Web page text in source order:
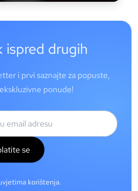
ispred drugih
i prvi saznajte za popuste,
ponude!
se
korištenja.